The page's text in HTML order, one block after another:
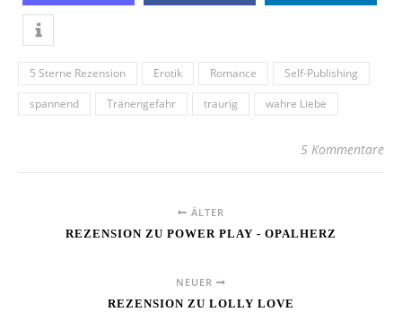
5 Sterne Rezension Erotik Romance
Self-Publishing
spannend
Tränengefahr traurig wahre Liebe
5 Kommentare
ÄLTER
REZENSION ZU POWER PLAY - OPALHERZ
NEUER
REZENSION ZU LOLLY LOVE